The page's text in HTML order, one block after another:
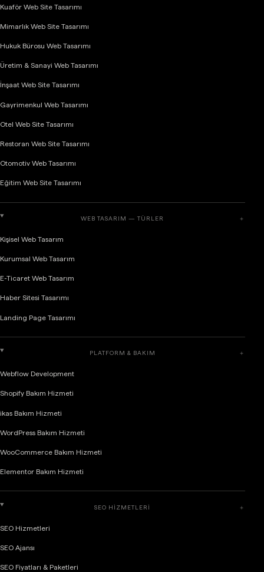
Kuaför Web Site Tasarımı
Mimarlık Web Site Tasarımı
Hukuk Bürosu Web Tasarımı
Üretim & Sanayi Web Tasarımı
İnşaat Web Site Tasarımı
Gayrimenkul Web Tasarımı
Otel Web Site Tasarımı
Restoran Web Site Tasarımı
Otomotiv Web Tasarımı
Eğitim Web Site Tasarımı
WEB TASARIM — TÜRLER ＋
Kişisel Web Tasarım
Kurumsal Web Tasarım
E-Ticaret Web Tasarım
Haber Sitesi Tasarımı
Landing Page Tasarımı
PLATFORM & BAKIM ＋
Webflow Development
Shopify Bakım Hizmeti
ikas Bakım Hizmeti
WordPress Bakım Hizmeti
WooCommerce Bakım Hizmeti
Elementor Bakım Hizmeti
SEO HIZMETLERI ＋
SEO Hizmetleri
SEO Ajansı
SEO Fiyatları & Paketleri